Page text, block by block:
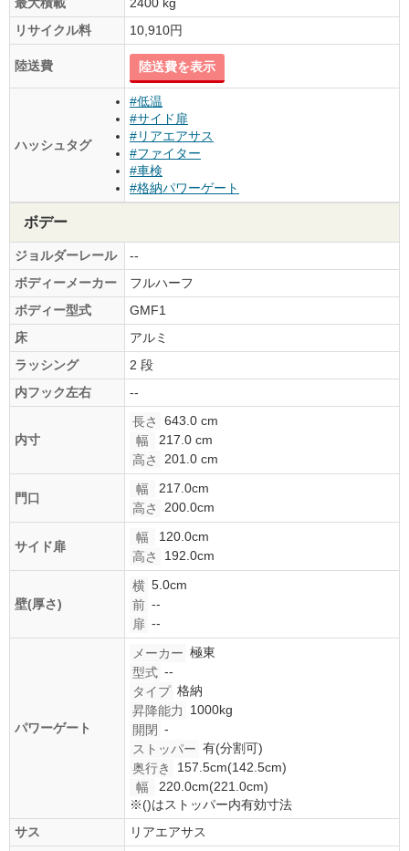
最大積載
2400 kg
リサイクル料
10,910円
陸送費 陸送費を表示
ハッシュタグ
#低温
#サイド扉
#リアエアサス
#ファイター
#車検
#格納パワーゲート
ボデー
ジョルダーレール
--
ボディーメーカー
フルハーフ
ボディー型式
GMF1
床
アルミ
ラッシング
2 段
内フック左右
--
内寸
長さ
643.0 cm
幅
217.0 cm
高さ
201.0 cm
門口
幅
217.0cm
高さ
200.0cm
サイド扉
幅
120.0cm
高さ
192.0cm
壁(厚さ)
横 5.0cm
前 --
扉 --
パワーゲート
メーカー 極東
型式 --
タイプ 格納
昇降能力
1000kg
開閉 -
ストッパー 有(分割可)
奥行き
157.5cm(142.5cm)
幅
220.0cm(221.0cm)
※()はストッパー内有効寸法
サス
リアエアサス